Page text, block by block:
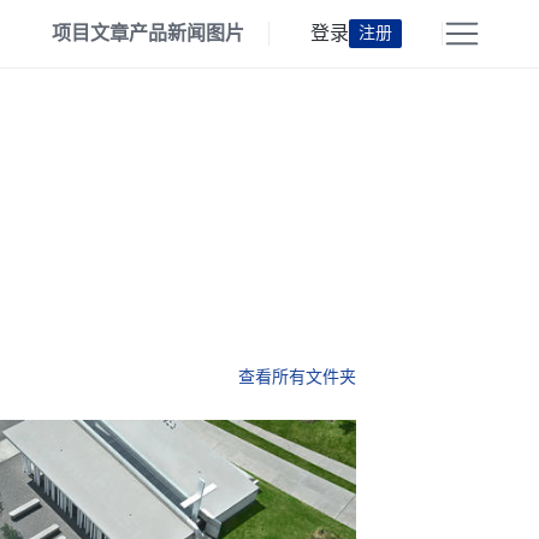
项目文章产品新闻 图片 登录 注册
查看所有文件夹